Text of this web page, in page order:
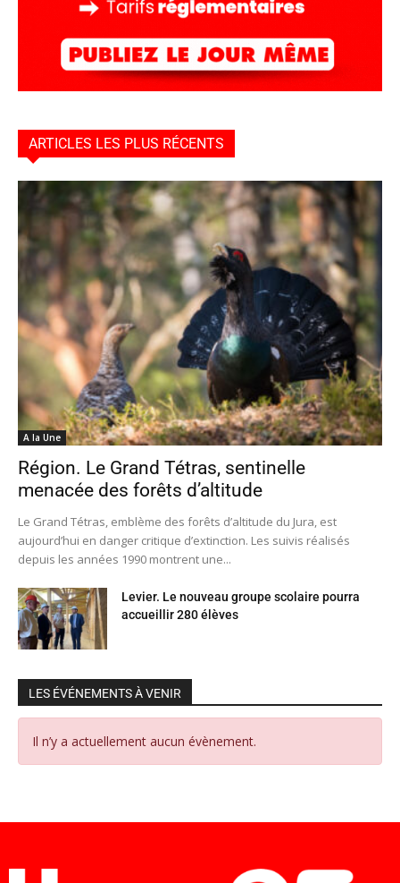
ARTICLES LES PLUS RÉCENTS
A la Une
Région. Le Grand Tétras, sentinelle
menacée des forêts d’altitude
Le Grand Tétras, emblème des forêts d’altitude du Jura, est
aujourd’hui en danger critique d’extinction. Les suivis réalisés
depuis les années 1990 montrent une...
Levier. Le nouveau groupe scolaire pourra
accueillir 280 élèves
LES ÉVÉNEMENTS À VENIR
Il n’y a actuellement aucun évènement.